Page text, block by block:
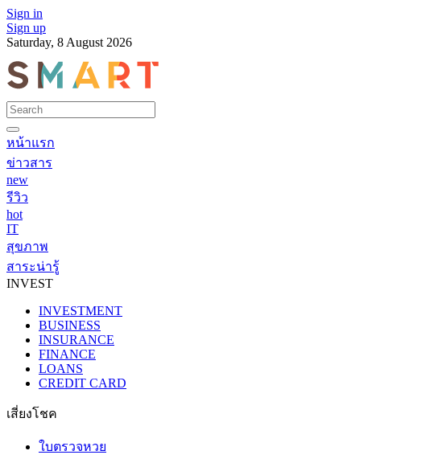
Sign in
Sign up
Saturday, 8 August 2026
หน้าแรก
ข่าวสาร
new
รีวิว
hot
IT
สุขภาพ
สาระน่ารู้
INVEST
INVESTMENT
BUSINESS
INSURANCE
FINANCE
LOANS
CREDIT CARD
เสี่ยงโชค
ใบตรวจหวย